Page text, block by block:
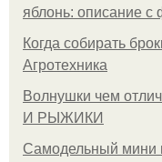
яблонь: описание
Когда собирать
Агротехника
Волнушки чем
И РЫЖИКИ
Самодельный мини